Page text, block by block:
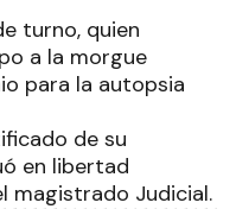
turno, quien
a la morgue
para la autopsia
de su
en libertad
magistrado Judicial.